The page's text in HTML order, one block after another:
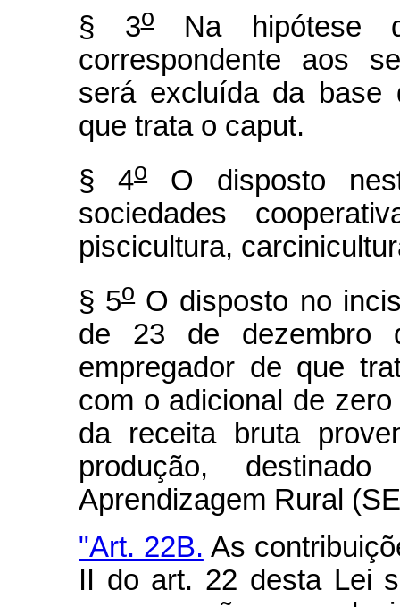
§ 3oNa hipótese
correspondente aos
será excluída da base
que trata o caput.
§ 4oO disposto
sociedades
piscicultura,
§ 5oO disposto no
de 23 de dezembro
empregador de que
com o adicional de
da receita bruta
produção,
Aprendizagem Rural
"Art. 22B. As
II do art. 22 desta Lei